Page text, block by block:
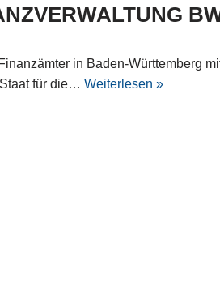
in Baden-Württemberg
für die… Weiterlesen »